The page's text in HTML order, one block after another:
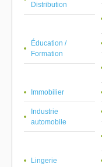
Distribution
Éducation /
Formation
Immobilier
Industrie
automobile
Lingerie